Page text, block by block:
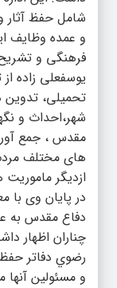
شامل حفظ آثار
و عمده وظایف
فرهنگی و
یوسفعلی زاده
تحمیلی،
شهر،احداث و
مقدس ، جمع
های مختلف
ازدیگر
در پایان وی با
دفاع مقدس به
چناران اظهار
رضوي دفاتر
و مسئولين